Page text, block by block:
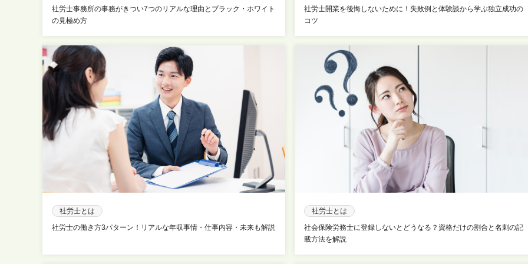
社労士事務所の事務がきつい7つのリアルな理由とブラック・ホワイト
の見極め方
社労士開業を後悔しないために！失敗例と体験談から学ぶ独立成功の
コツ
社労士とは
社労士の働き方3パターン！リアルな年収事情・仕事内容・未来も解説
社労士とは
社会保険労務士に登録しないとどうなる？資格だけの割合と名刺の記
載方法を解説